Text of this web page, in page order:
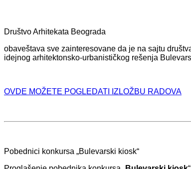
Društvo Arhitekata Beograda
obaveštava sve zainteresovane da je na sajtu
idejnog arhitektonsko-urbanističkog rešenja
OVDE MOŽETE POGLEDATI IZLOŽBU RADOVA
Pobednici konkursа „Bulevаrski kiosk“